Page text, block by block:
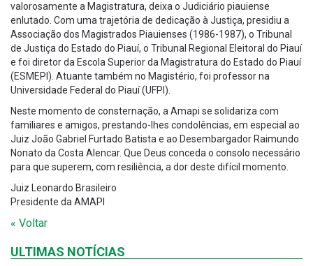
valorosamente a Magistratura, deixa o Judiciário piauiense
enlutado. Com uma trajetória de dedicação à Justiça, presidiu a
Associação dos Magistrados Piauienses (1986-1987), o Tribunal
de Justiça do Estado do Piauí, o Tribunal Regional Eleitoral do Piauí
e foi diretor da Escola Superior da Magistratura do Estado do Piauí
(ESMEPI). Atuante também no Magistério, foi professor na
Universidade Federal do Piauí (UFPI).
Neste momento de consternação, a Amapi se solidariza com
familiares e amigos, prestando-lhes condolências, em especial ao
Juiz João Gabriel Furtado Batista e ao Desembargador Raimundo
Nonato da Costa Alencar. Que Deus conceda o consolo necessário
para que superem, com resiliência, a dor deste difícil momento.
Juiz Leonardo Brasileiro
Presidente da AMAPI
« Voltar
ULTIMAS NOTÍCIAS